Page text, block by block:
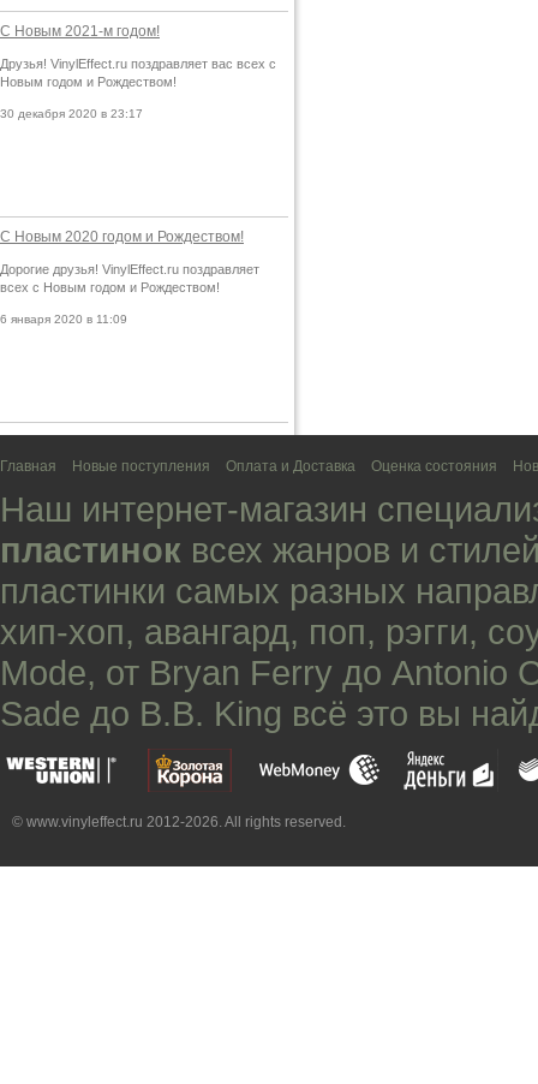
С Новым 2021-м годом!
Друзья! VinylEffect.ru поздравляет вас всех с
Новым годом и Рождеством!
30 декабря 2020 в 23:17
С Новым 2020 годом и Рождеством!
Дорогие друзья! VinylEffect.ru поздравляет
всех с Новым годом и Рождеством!
6 января 2020 в 11:09
Главная Новые поступления Оплата и Доставка Оценка состояния
Наш интернет-магазин
пластинок всех жанров и
пластинки самых разных
хип-хоп, авангард, поп, рэгги,
Mode, от Bryan Ferry до Antonio
Sade до B.B. King всё это вы
© www.vinyleffect.ru 2012-2026. All rights reserved.